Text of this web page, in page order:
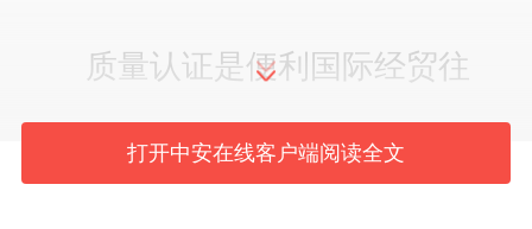
质量认证是便利国际经贸往
来、促进经济全球化的基础性制度
安排。CCC认证制度作为我国市场
打开中安在线客户端阅读全文